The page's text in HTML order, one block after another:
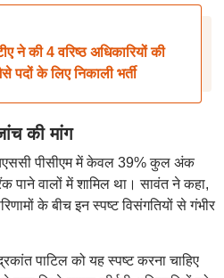
की 4 वरिष्ठ अधिकारियों की
के लिए निकाली भर्ती
की मांग
पीसीएम में केवल 39% कुल अंक
पाने वालों में शामिल था। सावंत ने कहा,
के बीच इन स्पष्ट विसंगतियों से गंभीर
पाटिल को यह स्पष्ट करना चाहिए